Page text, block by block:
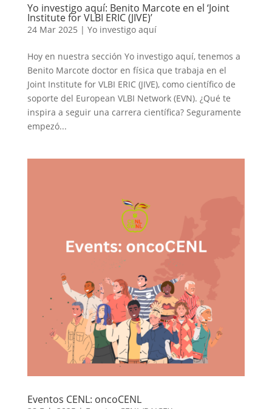
Yo investigo aquí: Benito Marcote en el ‘Joint
Institute for VLBI ERIC (JIVE)’
24 Mar 2025 | Yo investigo aquí
Hoy en nuestra sección Yo investigo aquí, tenemos a
Benito Marcote doctor en física que trabaja en el
Joint Institute for VLBI ERIC (JIVE), como científico de
soporte del European VLBI Network (EVN). ¿Qué te
inspira a seguir una carrera científica? Seguramente
empezó...
Eventos CENL: oncoCENL